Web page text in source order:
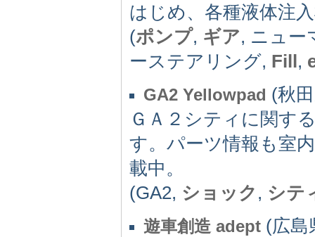
はじめ、各種液体注
(ポンプ, ギア, ニュー
ーステアリング, Fill,
GA2 Yellowpad (秋
ＧＡ２シティに関す
す。パーツ情報も室
載中。
(GA2, ショック , シテ
遊車創造 adept (広島